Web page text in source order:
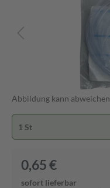
Abbildung kann abweichen
1 St
0,65 €
sofort lieferbar